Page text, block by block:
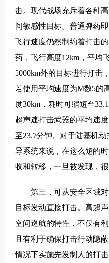
击。现代战场充斥着各种
间敏感性目标。普通弹药
飞行速度仍然制约着打击
药，飞行高度12km，平均
3000km外的目标进行打击
若使用平均速度为M数5的
度30km，耗时可缩短至
超声速打击武器的平均速
至23.7分钟。对于陆基机
导系统来说，在这么短的
收和转移，一旦被发现，
第三，可从安全区域对
目标发动直接打击。高超
空间巡航的特性，不仅有
且有利于确保打击行动隐
情况下实施先发制人的打击